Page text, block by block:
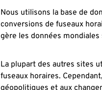
Nous utilisons la base de
conversions de fuseaux
gère les données
La plupart des autres sites
fuseaux horaires.
géopolitiques et aux